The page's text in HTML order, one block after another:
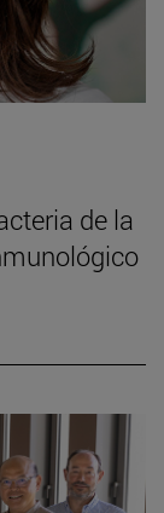
de la